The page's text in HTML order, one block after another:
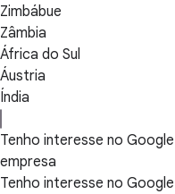
Zimbábue
Zâmbia
África do Sul
Áustria
Índia
Tenho interesse no
empresa
Tenho interesse no